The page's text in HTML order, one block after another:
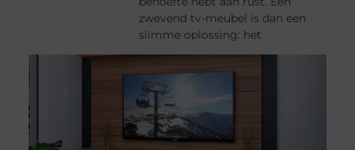
zwevend tv-meubel is dan een
slimme oplossing: het